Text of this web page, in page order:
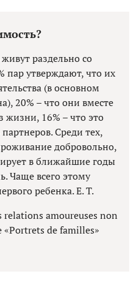
раздельно со
пар утверждают, что их
(в основном
20% – что они вместе
16% – что это
Среди тех,
добровольно,
в ближайшие годы
Чаще всего этому
ребенка. Е. Т.
relations amoureuses non
«Portrets de familles»